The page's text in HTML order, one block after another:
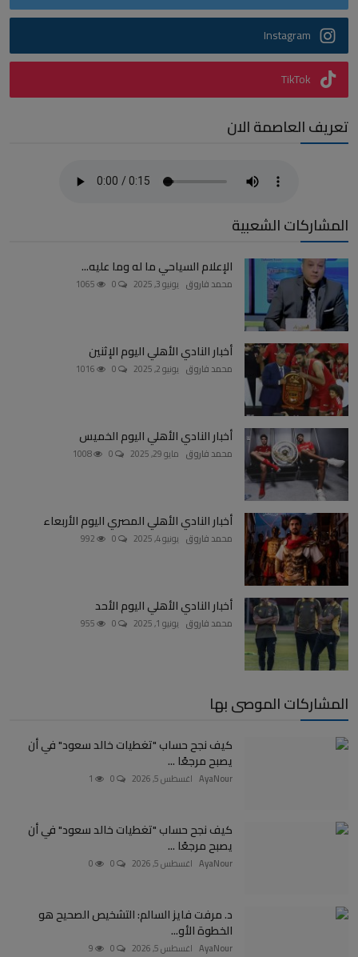
Instagram
TikTok
تعريف العاصمة الان
المشاركات الشعبية
الإعلام السياحي ما له وما عليه...
محمد فاروق يونيو 3, 2025
أخبار النادي الأهلي اليوم الإثنين
محمد فاروق يونيو 2, 2025
أخبار النادي الأهلي اليوم الخميس
محمد فاروق مايو 29, 2025
أخبار النادي الأهلي المصري اليوم الأربعاء
محمد فاروق يونيو 4, 2025
أخبار النادي الأهلي اليوم الأحد
محمد فاروق يونيو 1, 2025
المشاركات الموصى بها
كيف نجح حساب "تغطيات خالد سعود" في أن
يصبح مرجعًا ...
AyaNour اغسطس 5, 2026
كيف نجح حساب "تغطيات خالد سعود" في أن
يصبح مرجعًا ...
AyaNour اغسطس 5, 2026
د. مرفت فايز السالم: التشخيص الصحيح هو
الخطوة الأو...
AyaNour اغسطس 5, 2026